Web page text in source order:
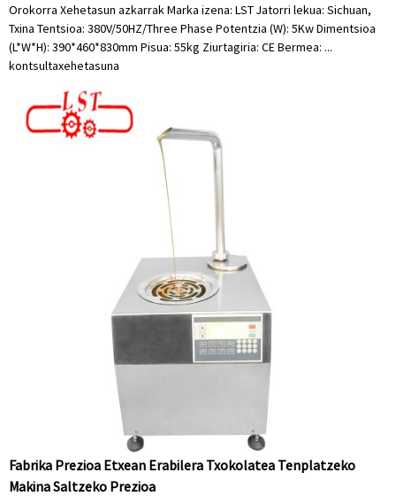
Orokorra Xehetasun azkarrak Marka izena: LST Jatorri lekua: Sichuan,
Txina Tentsioa: 380V/50HZ/Three Phase Potentzia (W): 5Kw Dimentsioa
(L*W*H): 390*460*830mm Pisua: 55kg Ziurtagiria: CE Bermea: ...
kontsultaxehetasuna
Fabrika Prezioa Etxean Erabilera Txokolatea Tenplatzeko
Makina Saltzeko Prezioa